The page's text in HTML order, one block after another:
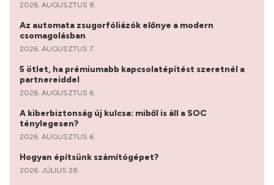
2026. AUGUSZTUS 8.
Az automata zsugorfóliázók előnye a modern
csomagolásban
2026. AUGUSZTUS 7.
5 ötlet, ha prémiumabb kapcsolatépítést szeretnél a
partnereiddel
2026. AUGUSZTUS 6.
A kiberbiztonság új kulcsa: miből is áll a SOC
ténylegesen?
2026. AUGUSZTUS 6.
Hogyan építsünk számítógépet?
2026. JÚLIUS 28.